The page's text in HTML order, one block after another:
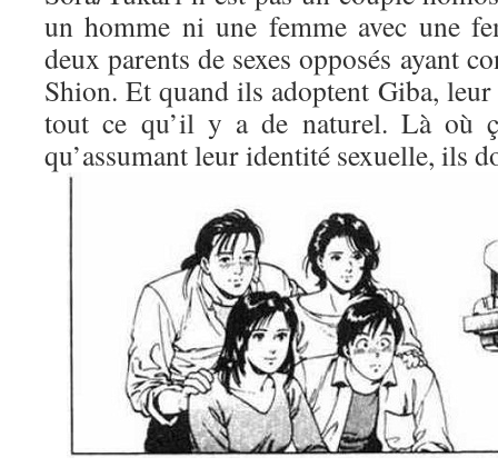
un homme ni une femme avec une
deux parents de sexes opposés ayant
Shion. Et quand ils adoptent Giba, leur
tout ce qu’il y a de naturel. Là où
qu’assumant leur identité sexuelle, ils